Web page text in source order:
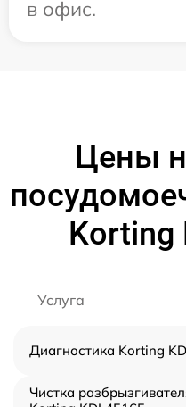
в офис.
Цены
Korting
Услуга
Диагностика Korting
Чистка